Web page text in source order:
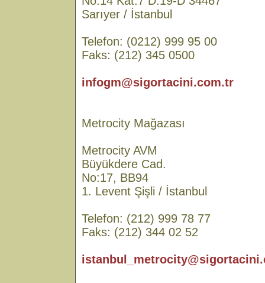
Sarıyer / İstanbul
Telefon: (0212) 999 95 00
Faks: (212) 345 0500
infogm@sigortacini.com.tr
Metrocity Mağazası
Metrocity AVM
Büyükdere Cad.
No:17, BB94
1. Levent Şişli / İstanbul
Telefon: (212) 999 78 77
Faks: (212) 344 02 52